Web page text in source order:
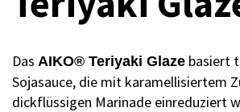
Das AIKO® Teriyaki Glaze basiert
Sojasauce, die mit karamellisiertem
dickflüssigen Marinade einreduziert